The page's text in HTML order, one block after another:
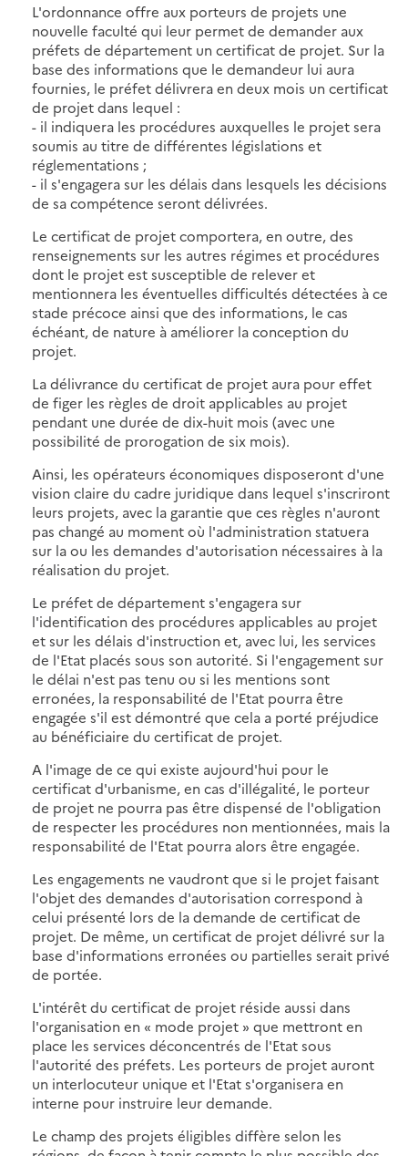
L'ordonnance offre aux porteurs de projets une
nouvelle faculté qui leur permet de demander aux
préfets de département un certificat de projet. Sur la
base des informations que le demandeur lui aura
fournies, le préfet délivrera en deux mois un certificat
de projet dans lequel :
- il indiquera les procédures auxquelles le projet sera
soumis au titre de différentes législations et
réglementations ;
- il s'engagera sur les délais dans lesquels les décisions
de sa compétence seront délivrées.
Le certificat de projet comportera, en outre, des
renseignements sur les autres régimes et procédures
dont le projet est susceptible de relever et
mentionnera les éventuelles difficultés détectées à ce
stade précoce ainsi que des informations, le cas
échéant, de nature à améliorer la conception du
projet.
La délivrance du certificat de projet aura pour effet
de figer les règles de droit applicables au projet
pendant une durée de dix-huit mois (avec une
possibilité de prorogation de six mois).
Ainsi, les opérateurs économiques disposeront d'une
vision claire du cadre juridique dans lequel s'inscriront
leurs projets, avec la garantie que ces règles n'auront
pas changé au moment où l'administration statuera
sur la ou les demandes d'autorisation nécessaires à la
réalisation du projet.
Le préfet de département s'engagera sur
l'identification des procédures applicables au projet
et sur les délais d'instruction et, avec lui, les services
de l'Etat placés sous son autorité. Si l'engagement sur
le délai n'est pas tenu ou si les mentions sont
erronées, la responsabilité de l'Etat pourra être
engagée s'il est démontré que cela a porté préjudice
au bénéficiaire du certificat de projet.
A l'image de ce qui existe aujourd'hui pour le
certificat d'urbanisme, en cas d'illégalité, le porteur
de projet ne pourra pas être dispensé de l'obligation
de respecter les procédures non mentionnées, mais la
responsabilité de l'Etat pourra alors être engagée.
Les engagements ne vaudront que si le projet faisant
l'objet des demandes d'autorisation correspond à
celui présenté lors de la demande de certificat de
projet. De même, un certificat de projet délivré sur la
base d'informations erronées ou partielles serait privé
de portée.
L'intérêt du certificat de projet réside aussi dans
l'organisation en « mode projet » que mettront en
place les services déconcentrés de l'Etat sous
l'autorité des préfets. Les porteurs de projet auront
un interlocuteur unique et l'Etat s'organisera en
interne pour instruire leur demande.
Le champ des projets éligibles diffère selon les